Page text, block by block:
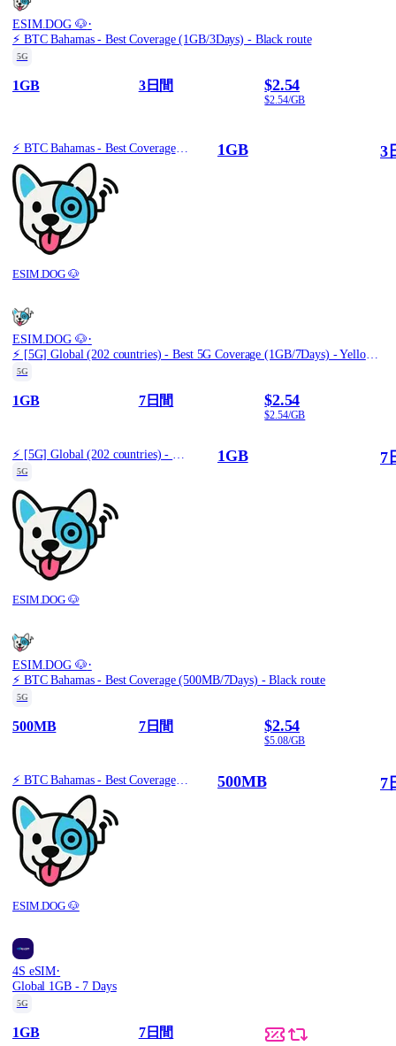
ESIM.DOG 🐶·
⚡️ BTC Bahamas - Best Coverage (1GB/3Days) - Black route
5G
1GB 3日間 $2.54
$2.54/GB
⚡️ BTC Bahamas - Best Coverage (1GB/3Days) - Black route
ESIM.DOG 🐶
1GB 3
ESIM.DOG 🐶·
⚡️ [5G] Global (202 countries) - Best 5G Coverage (1GB/7Days) - Yellow route
5G
1GB 7日間 $2.54
$2.54/GB
5G
ESIM.DOG 🐶
1GB 7
ESIM.DOG 🐶·
⚡️ BTC Bahamas - Best Coverage (500MB/7Days) - Black route
5G
500MB 7日間 $2.54
$5.08/GB
⚡️ BTC Bahamas - Best Coverage (500MB/7Days) - Black route
ESIM.DOG 🐶
500MB 7
4S eSIM·
Global 1GB - 7 Days
5G
1GB 7日間